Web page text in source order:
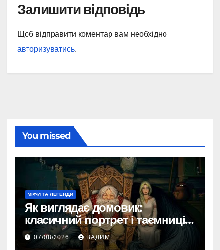
Залишити відповідь
Щоб відправити коментар вам необхідно
авторизуватись.
You missed
МІФИ ТА ЛЕГЕНДИ
Як виглядає домовик:
класичний портрет і таємниці
зовнішності
07/08/2026 ВАДИМ